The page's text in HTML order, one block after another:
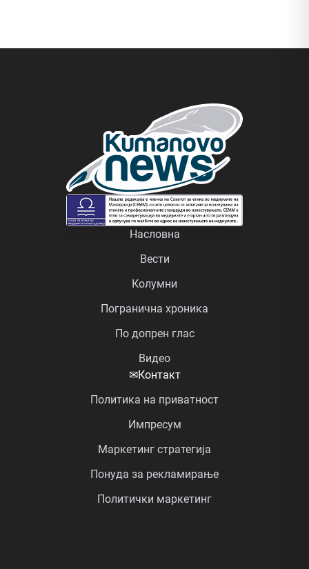
Насловна
Вести
Колумни
Погранична хроника
По допрен глас
Видео
✉Контакт
Политика на приватност
Импресум
Маркетинг стратегија
Понуда за рекламирање
Политички маркетинг